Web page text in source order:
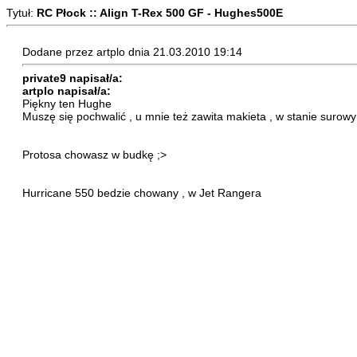
Tytuł: RC Płock :: Align T-Rex 500 GF - Hughes500E
Dodane przez artplo dnia 21.03.2010 19:14
private9 napisał/a:
artplo napisał/a:
Piękny ten Hughe
Muszę się pochwalić , u mnie też zawita makieta , w stanie
Protosa chowasz w budkę ;>
Hurricane 550 bedzie chowany , w Jet Rangera